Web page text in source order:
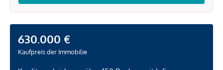
630.000 €
Kaufpreis der Immobilie